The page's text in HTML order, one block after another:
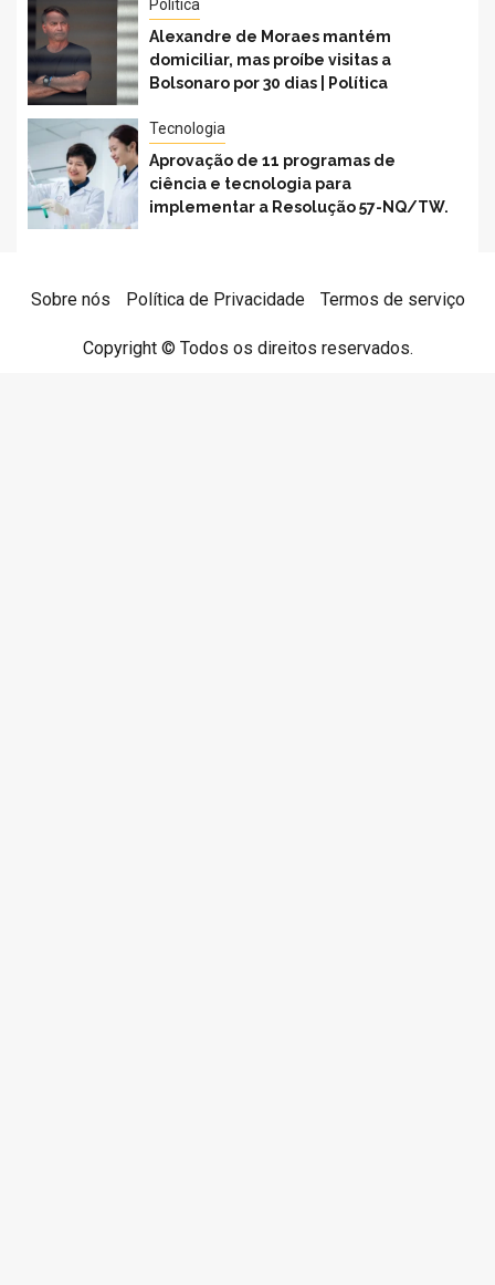
Política
Alexandre de Moraes mantém
domiciliar, mas proíbe visitas a
Bolsonaro por 30 dias | Política
Tecnologia
Aprovação de 11 programas de
ciência e tecnologia para
implementar a Resolução 57-NQ/TW.
Sobre nós Política de Privacidade Termos de serviço
Copyright © Todos os direitos reservados.